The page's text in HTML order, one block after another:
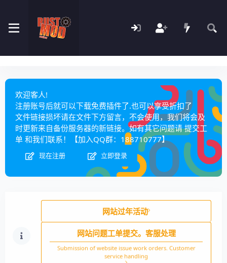
欢迎客人!
注册账号后就可以下载免费插件了.也可以享受折扣了
文件链接损坏请在文件下方留言，不会使用，我们将会及
时更新来自备份服务器的新链接。如有其它问题请提交工
单 和我们联系！【加入QQ群： 188710777】
现在注册 立即登录
网站过年活动
网站问题工单提交。客服处理
Submission of website issue work orders. Customer
service handling